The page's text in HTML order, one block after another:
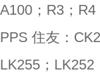
A100；R3；
PPS 住友：
LK255；LK252